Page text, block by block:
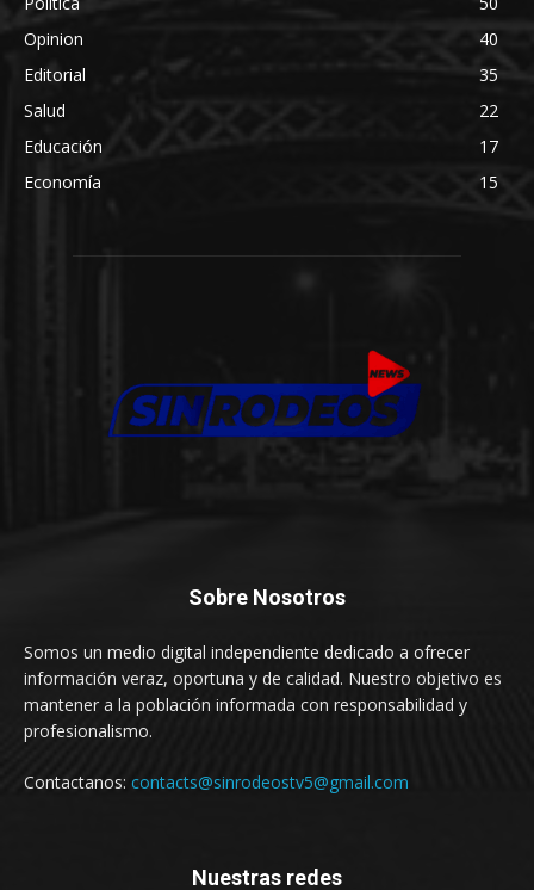
Opinion
40
Editorial
35
Salud
22
Educación
17
Economía
15
Sobre Nosotros
Somos un medio digital independiente dedicado a ofrecer
información veraz, oportuna y de calidad. Nuestro objetivo es
mantener a la población informada con responsabilidad y
profesionalismo.
Contactanos: contacts@sinrodeostv5@gmail.com
Nuestras redes